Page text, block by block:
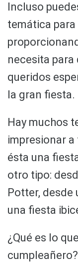
Incluso
temática para
necesita para
queridos
la gran fiesta.
Hay muchos
impresionar
ésta una
otro tipo:
Potter, desde
una fiesta
¿Qué es lo
cumpleañero?